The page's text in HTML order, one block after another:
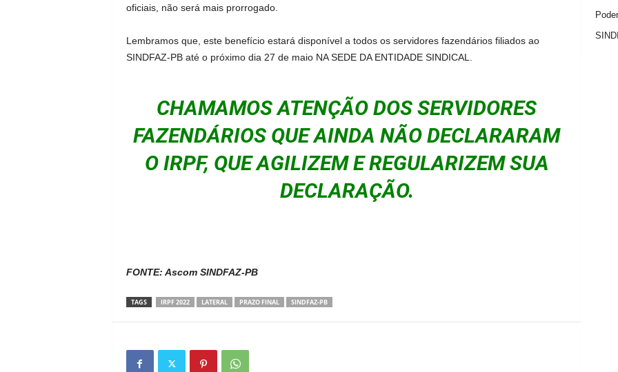
oficiais, não será mais prorrogado.
Lembramos que, este benefício estará disponível a todos os servidores fazendários filiados ao
SINDFAZ-PB até o próximo dia 27 de maio NA SEDE DA ENTIDADE SINDICAL.
CHAMAMOS ATENÇÃO DOS SERVIDORES
FAZENDÁRIOS QUE AINDA NÃO DECLARARAM
O IRPF, QUE AGILIZEM E REGULARIZEM SUA
DECLARAÇÃO.
FONTE: Ascom SINDFAZ-PB
TAGS IRPF 2022 LATERAL PRAZO FINAL SINDFAZ-PB